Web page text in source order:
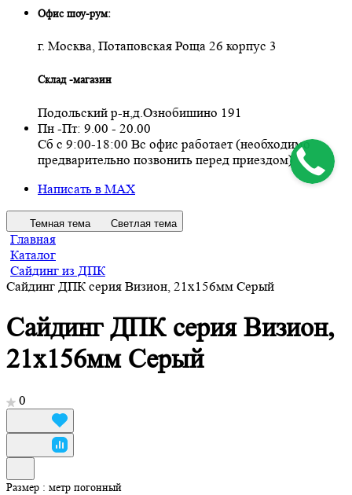
Офис шоу-рум:
г. Москва, Потаповская Роща 26 корпус 3
Склад -магазин
Подольский р-н,д.Ознобишино 191
Пн -Пт: 9.00 - 20.00
Сб с 9:00-18:00 Вс офис работает (необходимо
предварительно позвонить перед приездом)
Написать в MAX
Темная тема Светлая тема
Главная
Каталог
Сайдинг из ДПК
Сайдинг ДПК серия Визион, 21x156мм Серый
Сайдинг ДПК серия Визион,
21x156мм Серый
0
Размер : метр погонный